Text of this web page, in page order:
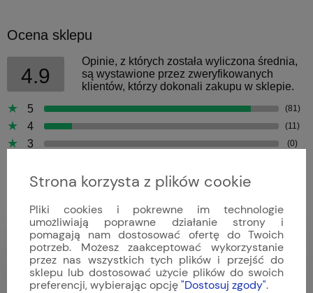
Ocena sklepu
4.9
Opinie, z których została wyliczona średnia,
są wystawione przez zweryfikowanych
klientów, którzy dokonali zakupu w sklepie.
5
(81)
4 (11)
3 (0)
1
Bartek
Dodano: 2026-04-09
Opinia zweryfikowana
Strona korzysta z plików cookie
Pliki cookies i pokrewne im technologie
umożliwiają poprawne działanie strony i
pomagają nam dostosować ofertę do Twoich
potrzeb. Możesz zaakceptować wykorzystanie
przez nas wszystkich tych plików i przejść do
sklepu lub dostosować użycie plików do swoich
preferencji, wybierając opcję"Dostosuj zgody".